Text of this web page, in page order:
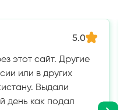
5.0
этот сайт. Другие
или в других
Выдали
день как подал